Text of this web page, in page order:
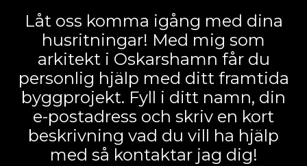
Låt oss komma igång med dina
husritningar! Med mig som
arkitekt i Oskarshamn får du
personlig hjälp med ditt framtida
byggprojekt. Fyll i ditt namn, din
e-postadress och skriv en kort
beskrivning vad du vill ha hjälp
med så kontaktar jag dig!